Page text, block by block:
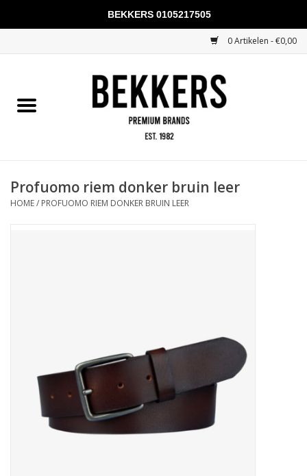
0 Artikelen - €0,00
Mannen
KADOBONNEN
Profuomo riem donker bruin leer
HOME/ PROFUOMO RIEM DONKER BRUIN LEER
BEKKERS 0105217505